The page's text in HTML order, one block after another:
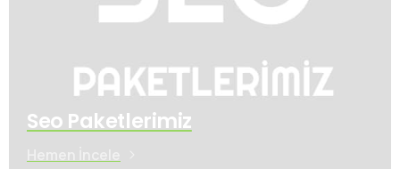
Seo Paketlerimiz